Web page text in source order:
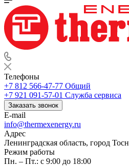
Телефоны
+7 812 566-47-77 Общий
+7 921 091-57-01 Служба сервиса
Заказать звонок
E-mail
info@thermexenergy.ru
Адрес
Ленинградская область, город
Режим работы
Пн. – Пт.: с 9:00 до 18:00